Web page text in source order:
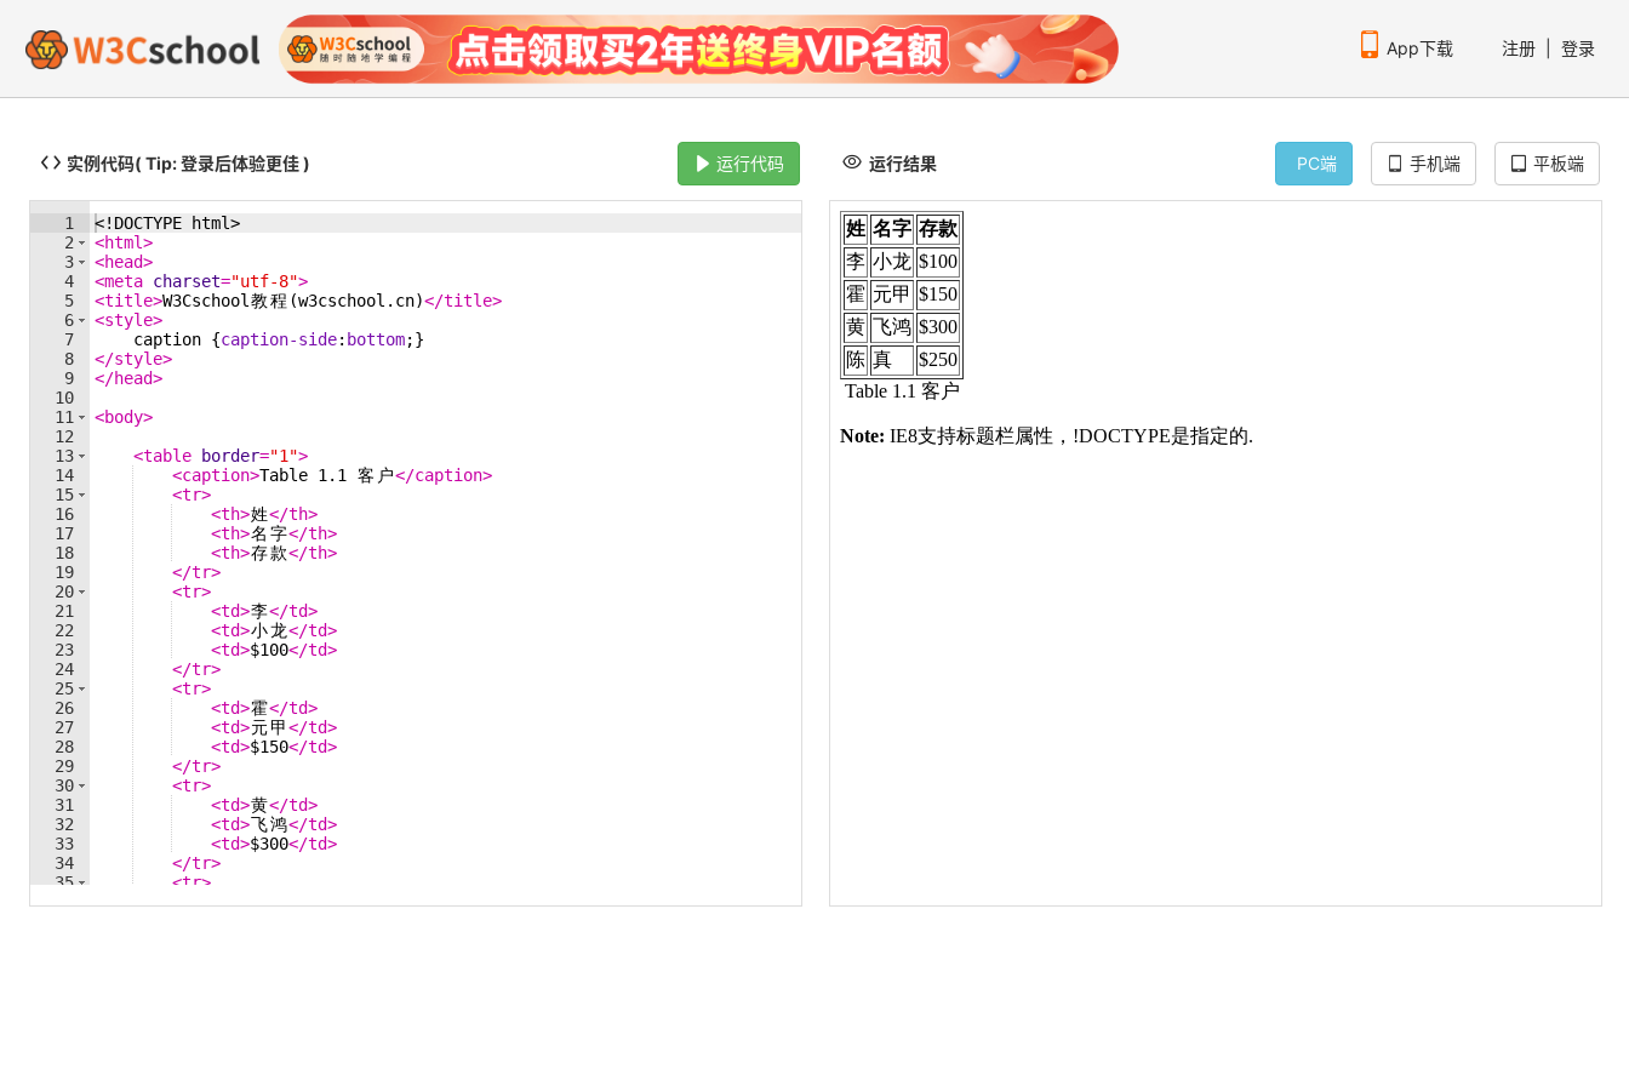
App下载 注册 登录
实例代码( Tip: 登录后体验更佳 ) 运行代码
1
2
3
4
5
6
7
8
9
10
11
12
13
14
15
16
17
18
19
20
21
22
23
24
25
26
27
28
29
30
31
32
33
34
35
36
<! DOCTYPE html>
<html>
<head>
<meta charset="utf-8">
<title>W3Cschool 教程 (w3cschool.cn)</title>
<style>
caption {caption-side: bottom;}
</style>
</head>
<body>
<table border="1">
<caption>Table 1.1 客 户</caption>
<tr>
<th>姓</th>
<th>名 字</th>
<th>存款</th>
</tr>
<tr>
<td>李</td>
<td>小龙</td>
<td>$100</td>
</tr>
<tr>
<td>霍</td>
<td>元甲</td>
<td>$150</td>
</tr>
<tr>
<td>黄</td>
<td>飞鸿</td>
<td>$300</td>
</tr>
<tr>
<td>陈</td>
运行结果 PC端 手机端 平板端